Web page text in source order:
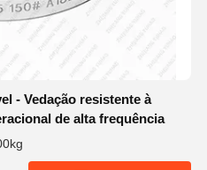
- Vedação resistente à
de alta frequência